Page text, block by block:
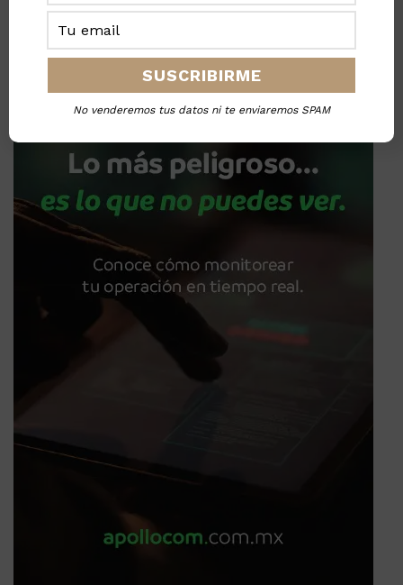
No venderemos tus datos ni te enviaremos SPAM